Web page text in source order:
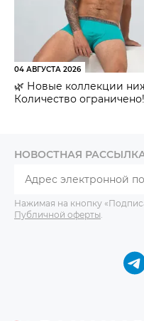
04 АВГУСТА 2026
🌿 Новые коллекции
Количество
НОВОСТНАЯ
Нажимая на кнопку
Публичной оферты